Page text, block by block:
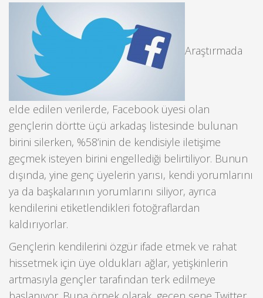
Araştırmada
elde edilen verilerde, Facebook üyesi olan
gençlerin dörtte üçü arkadaş listesinde bulunan
birini silerken, %58’inin de kendisiyle iletişime
geçmek isteyen birini engellediği belirtiliyor. Bunun
dışında, yine genç üyelerin yarısı, kendi yorumlarını
ya da başkalarının yorumlarını siliyor, ayrıca
kendilerini etiketlendikleri fotoğraflardan
kaldırıyorlar.
Gençlerin kendilerini özgür ifade etmek ve rahat
hissetmek için üye oldukları ağlar, yetişkinlerin
artmasıyla gençler tarafından terk edilmeye